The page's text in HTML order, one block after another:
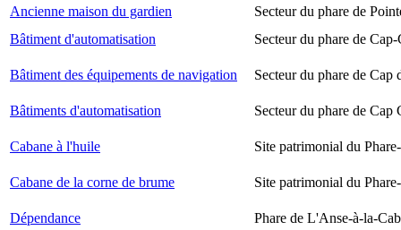
Ancienne maison du gardien
Secteur du phare de
Bâtiment d'automatisation
Secteur du phare de Cap-
Bâtiment des équipements de navigation Secteur du phare de Cap
Bâtiments d'automatisation Secteur du phare de Cap
Cabane à l'huile Site patrimonial du
Cabane de la corne de brume Site patrimonial du
Dépendance Phare de L'Anse-à-la-